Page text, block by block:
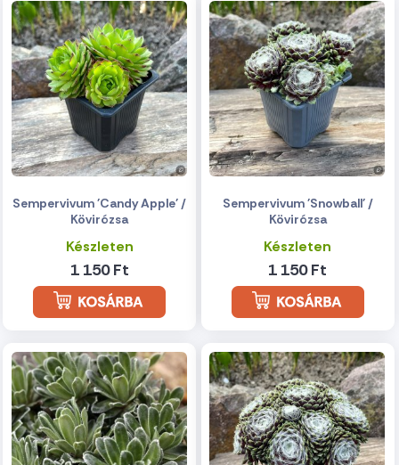
Sempervivum 'Candy Apple' /
Kövirózsa
Készleten
1 150 Ft
Sempervivum 'Snowball' /
Kövirózsa
Készleten
1 150 Ft